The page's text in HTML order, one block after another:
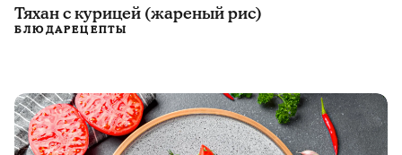
Тяхан с курицей (жареный рис)
БЛЮДАРЕЦЕПТЫ